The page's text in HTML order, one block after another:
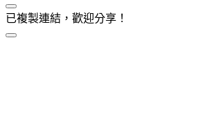
已複製連結，歡迎分享！